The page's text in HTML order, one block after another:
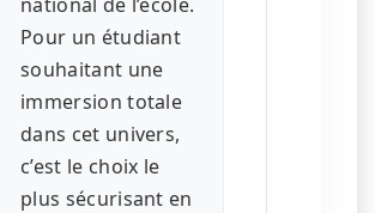
Pour un étudiant
souhaitant une
immersion totale
dans cet univers,
c’est le choix le
plus sécurisant en